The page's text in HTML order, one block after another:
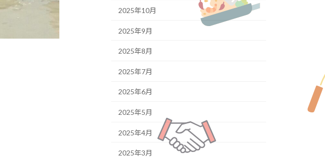
2025年10月
2025年9月
2025年8月
2025年7月
2025年6月
2025年5月
2025年4月
2025年3月